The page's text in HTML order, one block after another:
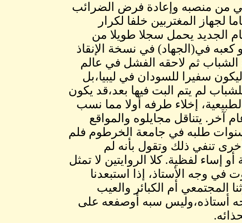
من منصبه وإعادة فرض الضرائب
لجهاز المغتربين خلفا لكرار
الجديد يحمل سجلا طويلا من
كعبه في(الجهاد) في نسخة الإنقاذ
الشباب ثم لاحقه الفشل في عالم
سفيرا للسودان في ليبيا،بل
لم يتم البت فيها بعد،قد يكون
إخلاء طرفه أولا مما نسب
آخر. يتناقل مجايلوه والمواقع
سنوات طلبه في جامعة الخرطوم فلم
تنفي ذلك وتقول بأنه لم
إساء لفظية. كلا الروايتين لا تمثل
في وجه الأستاذ، إذا استبعدنا
المجتمعي أم الكبائر والعيب
أستاذه،وليس سبه أوصفعه على